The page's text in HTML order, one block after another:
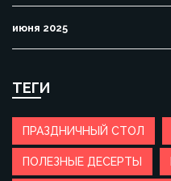
июня 2025
ТЕГИ
ПРАЗДНИЧНЫЙ СТОЛ
ПОЛЕЗНЫЕ ДЕСЕРТЫ